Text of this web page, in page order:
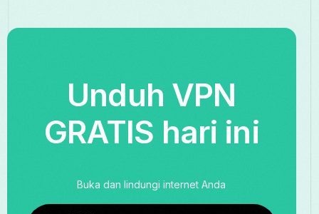
Unduh VPN
GRATIS hari ini
Buka dan lindungi internet Anda